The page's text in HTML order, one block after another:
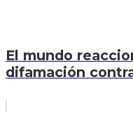
El mundo
difamación